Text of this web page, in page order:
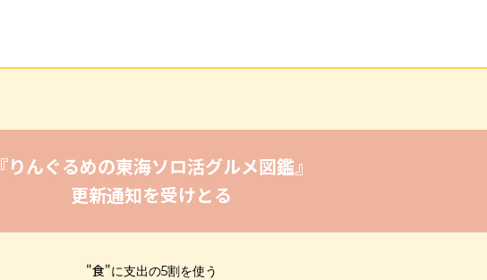
『りんぐるめの東海ソロ活グルメ図鑑』
更新通知を受けとる
"食"に支出の5割を使う